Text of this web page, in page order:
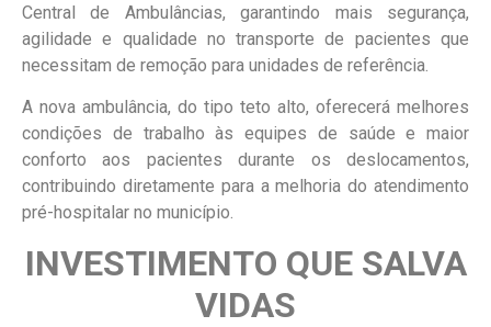
Central de Ambulâncias, garantindo mais segurança,
agilidade e qualidade no transporte de pacientes que
necessitam de remoção para unidades de referência.
A nova ambulância, do tipo teto alto, oferecerá melhores
condições de trabalho às equipes de saúde e maior
conforto aos pacientes durante os deslocamentos,
contribuindo diretamente para a melhoria do atendimento
pré-hospitalar no município.
INVESTIMENTO QUE SALVA
VIDAS